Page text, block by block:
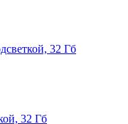
32 Гб
32 Гб